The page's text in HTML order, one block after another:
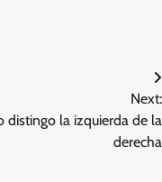
Next:
distingo la izquierda de la
derecha